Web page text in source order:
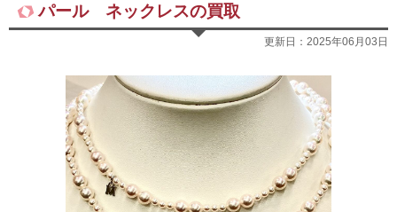
パール ネックレスの買取
更新日： 2025年06月03日